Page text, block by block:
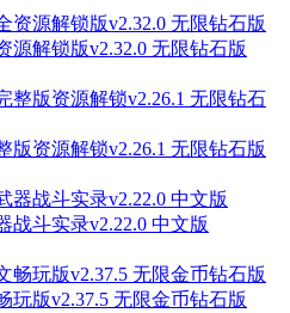
源解锁版v2.32.0 无限钻石版
版资源解锁v2.26.1 无限钻石版
战斗实录v2.22.0 中文版
玩版v2.37.5 无限金币钻石版